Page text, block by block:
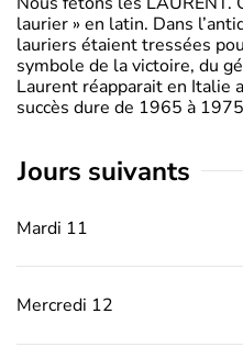
laurier » en latin. Dans
lauriers étaient tressées
symbole de la victoire, du
Laurent réapparait en Italie
succès dure de 1965 à
jours suivants
Mardi 11
Mercredi 12